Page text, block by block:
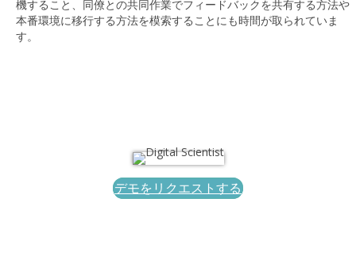
機すること、同僚との共同作業でフィードバックを共有する方法や
本番環境に移行する方法を模索することにも時間が取られていま
す。
デモをリクエストする